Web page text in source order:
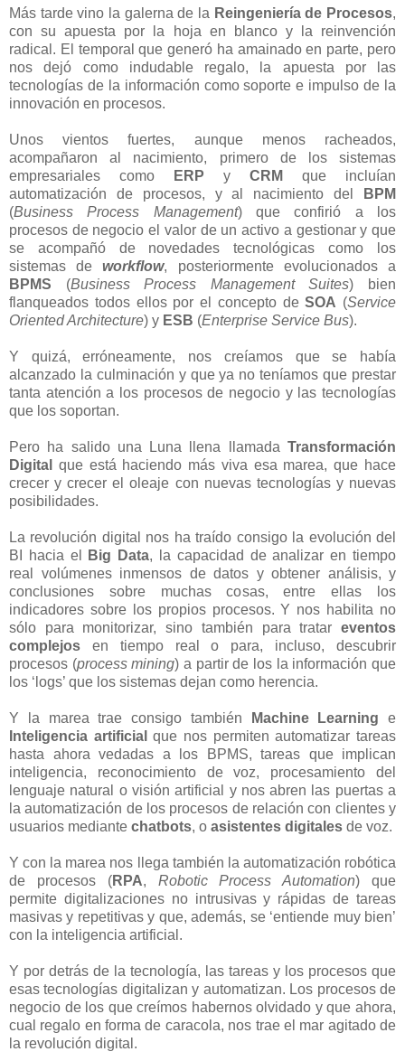
Más tarde vino la galerna de la Reingeniería de Procesos,
con su apuesta por la hoja en blanco y la reinvención
radical. El temporal que generó ha amainado en parte, pero
nos dejó como indudable regalo, la apuesta por las
tecnologías de la información como soporte e impulso de la
innovación en procesos.
Unos vientos fuertes, aunque menos racheados,
acompañaron al nacimiento, primero de los sistemas
empresariales como
ERP y CRM
que incluían
automatización de procesos, y al nacimiento del
BPM
(Business Process Management) que confirió a los
procesos de negocio el valor de un activo a gestionar y que
se acompañó de novedades tecnológicas como los
sistemas deworkflow, posteriormente evolucionados a
BPMS (Business Process Management Suites) bien
flanqueados todos ellos por el concepto deSOA (Service
Oriented Architecture) y ESB (Enterprise Service Bus).
Y quizá, erróneamente, nos creíamos que se había
alcanzado la culminación y que ya no teníamos que prestar
tanta atención a los procesos de negocio y las tecnologías
que los soportan.
Pero ha salido una Luna llena llamada Transformación
Digital
que está haciendo más viva esa marea, que hace
crecer y crecer el oleaje con nuevas tecnologías y nuevas
posibilidades.
La revolución digital nos ha traído consigo la evolución del
BI hacia el
Big Data, la capacidad de analizar en tiempo
real volúmenes inmensos de datos y obtener análisis, y
conclusiones sobre muchas cosas, entre ellas los
indicadores sobre los propios procesos. Y nos habilita no
sólo para monitorizar, sino también para tratar eventos
complejos en tiempo real o para, incluso, descubrir
procesos (process mining) a partir de los la información que
los ‘logs’ que los sistemas dejan como herencia.
Y la marea trae consigo también Machine Learning e
Inteligencia artificial que nos permiten automatizar tareas
hasta ahora vedadas a los BPMS, tareas que implican
inteligencia, reconocimiento de voz, procesamiento del
lenguaje natural o visión artificial y nos abren las puertas a
la automatización de los procesos de relación con clientes y
usuarios mediante chatbots, o asistentes digitales de voz.
Y con la marea nos llega también la automatización robótica
de procesos (RPA, Robotic Process Automation) que
permite digitalizaciones no intrusivas y rápidas de tareas
masivas y repetitivas y que, además, se ‘entiende muy bien’
con la inteligencia artificial.
Y por detrás de la tecnología, las tareas y los procesos que
esas tecnologías digitalizan y automatizan. Los procesos de
negocio de los que creímos habernos olvidado y que ahora,
cual regalo en forma de caracola, nos trae el mar agitado de
la revolución digital.